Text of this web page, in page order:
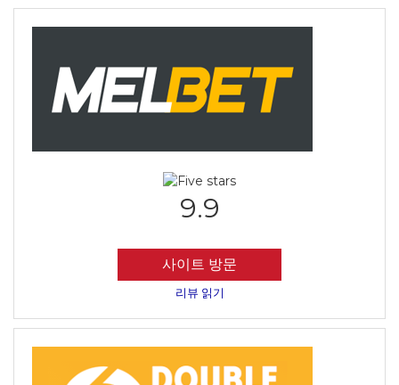
9.9
사이트 방문
리뷰 읽기